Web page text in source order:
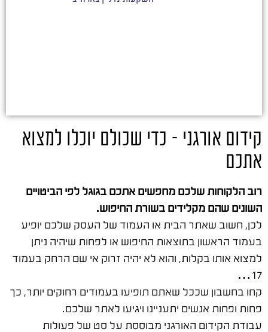
קידום אורגני – כדי שכולם יוכלו למצוא
אתכם
רוב הלקוחות שלכם מחפשים אתכם בגוגל לפי הביטויים
השונים שהם מקלידים בשורת החיפוש.
לכן, חשוב שאתר הבית או העמוד של העסק שלכם יופיע
בעמוד הראשון בתוצאות החיפוש או לפחות שיהיה ניתן
למצוא אותו בקלות, והוא לא יהיה זרוק אי שם הרחק בעמוד
17…
קחו בחשבון שככל שאתם תופיעו בעמודים רחוקים יותר, כך
פחות ופחות אנשים יתעניינו ויגיעו לאתר שלכם.
עבודת הקידום האורגני מבוססת על סט של פעולות